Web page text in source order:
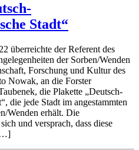
Stadt“
überreichte der Referent des
der Sorben/Wenden
Forschung und Kultur des
Nowak, an die Forster
die Plakette „Deutsch-
die jede Stadt im angestammten
Wenden erhält. Die
und versprach, dass diese